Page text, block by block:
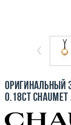
О компании
Контакты
3D-тур по
Оригинальный
0.18ct Chaumet